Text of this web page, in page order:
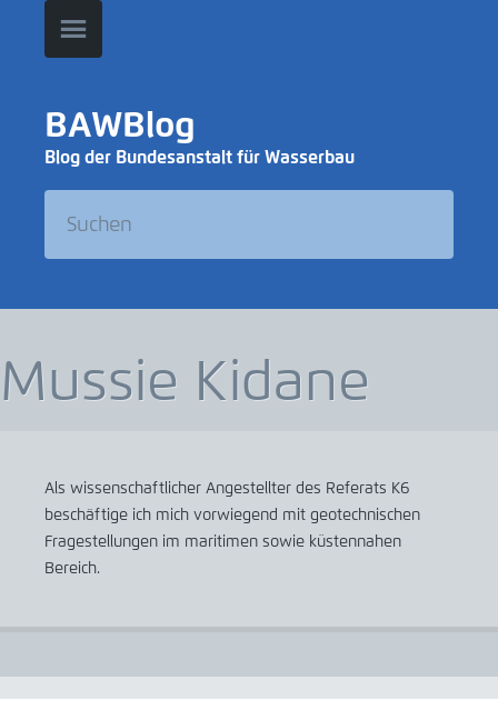
BAWBlog
Blog der Bundesanstalt für Wasserbau
Mussie Kidane
Als wissenschaftlicher Angestellter des Referats K6
beschäftige ich mich vorwiegend mit geotechnischen
Fragestellungen im maritimen sowie küstennahen
Bereich.